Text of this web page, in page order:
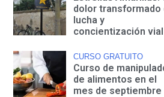
dolor transformado
lucha y
concientización vial
CURSO GRATUITO
Curso de
de alimentos en el
mes de septiembre